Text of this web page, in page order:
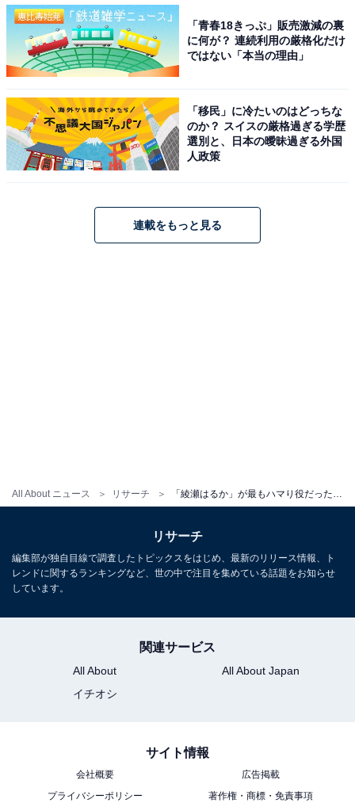
All About ニュース リサーチ
「ほとんどドラマを見ないが、咲さん見たさにこのドラ
マはみていた（40代男性）」
「1番演技力が必要な役柄で綾瀬はるかさんの良さが凝
縮されているから（20代男性）」
に日本テレビ系で放送されたドラマがトップとなりまし
綾瀬さんが演じたのは、主人公の雨宮蛍。彼女は会社で
はそつなく仕事をこなすOLですが、家ではダラダラする
のが何より好きな「干物女」。そんな干物女・蛍が久し
ぶりに恋に落ちる様子を描いた作品となっています。
「のんびりマイペースなところがイメージにぴったりだ
と感じたから（40代男性）」
「青春18きっぷ」販売激減の裏
に何が？ 連続利用の厳格化だけ
ではない「本当の理由」
「移民」に冷たいのはどっちな
のか？ スイスの厳格過ぎる学歴
選別と、日本の曖昧過ぎる外国
人政策
連載をもっと見る
リサーチ
編集部が独自目線で調査したトピックスをはじめ、最新のリリース情報、ト
レンドに関するランキングなど、世の中で注目を集めている話題をお知らせ
しています。
関連サービス
All About
All About Japan
イチオシ
サイト情報
会社概要
広告掲載
プライバシーポリシー
著作権・商標・免責事項